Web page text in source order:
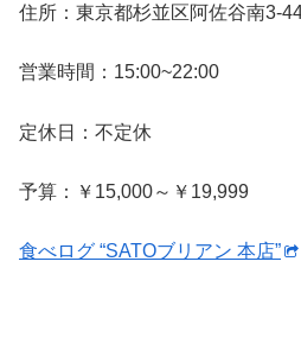
住所：東京都杉並区阿佐谷南3-
営業時間：15:00~22:00
定休日：不定休
予算： ￥15,000～￥19,999
食べログ “SATOブリアン 本店”